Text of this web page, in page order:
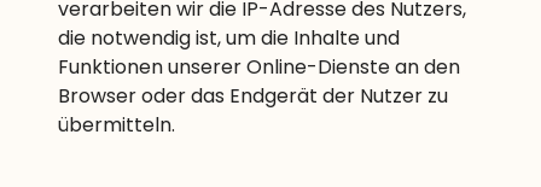
verarbeiten wir die IP-Adresse des Nutzers,
die notwendig ist, um die Inhalte und
Funktionen unserer Online-Dienste an den
Browser oder das Endgerät der Nutzer zu
übermitteln.